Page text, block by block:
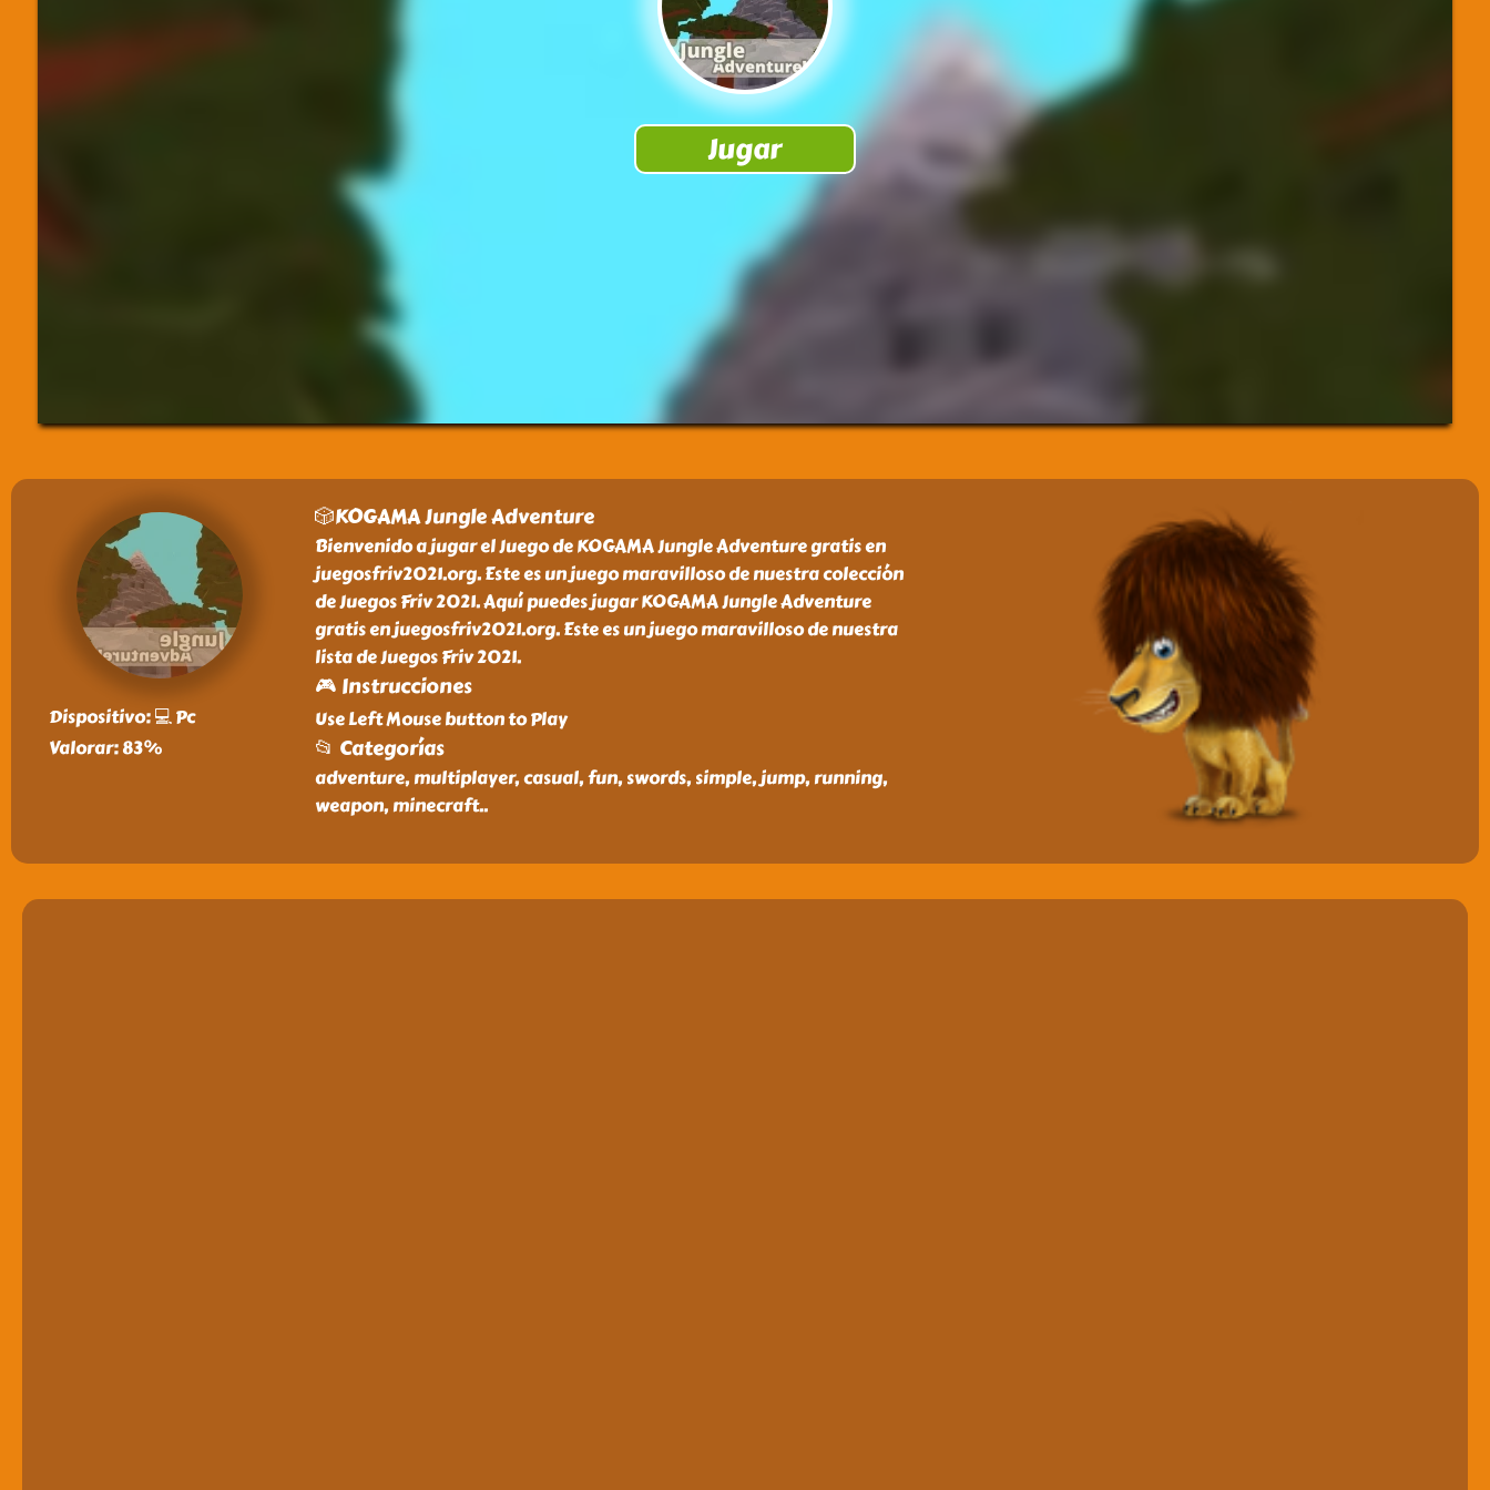
Dispositivo: 💻 Pc
Valorar: 83%
🎲KOGAMA Jungle Adventure
Bienvenido a jugar el Juego de KOGAMA Jungle Adventure gratis en
juegosfriv2021.org. Este es un juego maravilloso de nuestra colección
de Juegos Friv 2021. Aquí puedes jugar KOGAMA Jungle Adventure
gratis en juegosfriv2021.org. Este es un juego maravilloso de nuestra
lista de Juegos Friv 2021.
🎮 Instrucciones
Use Left Mouse button to Play
📂 Categorías
adventure, multiplayer, casual, fun, swords, simple, jump, running,
weapon, minecraft..